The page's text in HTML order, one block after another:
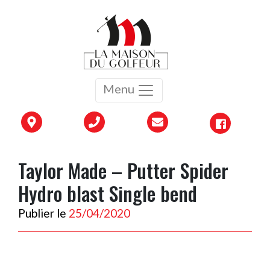
Menu
Taylor Made – Putter Spider
Hydro blast Single bend
Publier le 25/04/2020